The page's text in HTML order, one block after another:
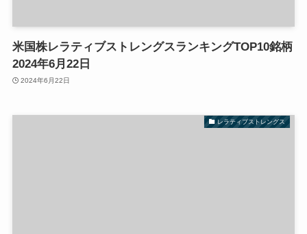
米国株レラティブストレングスランキングTOP10銘柄
2024年6月22日
2024年6月22日
レラティブストレングス